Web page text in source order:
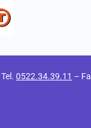
Tel. 0522.34.39.11 –